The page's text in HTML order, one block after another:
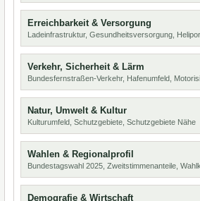
Erreichbarkeit & Versorgung
Ladeinfrastruktur, Gesundheitsversorgung,
Verkehr, Sicherheit & Lärm
Bundesfernstraßen-Verkehr, Hafenumfeld,
Natur, Umwelt & Kultur
Kulturumfeld, Schutzgebiete, Schutzgebiete Nähe
Wahlen & Regionalprofil
Bundestagswahl 2025, Zweitstimmenanteile,
Demografie & Wirtschaft